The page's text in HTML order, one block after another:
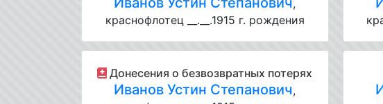
,
краснофлотец __.__.1915 г. рождения
Донесения о безвозвратных потерях
Иванов Устин Степанович,